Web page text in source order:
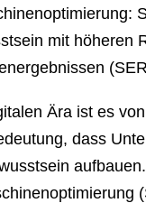
mit höheren
Ära ist es von
dass